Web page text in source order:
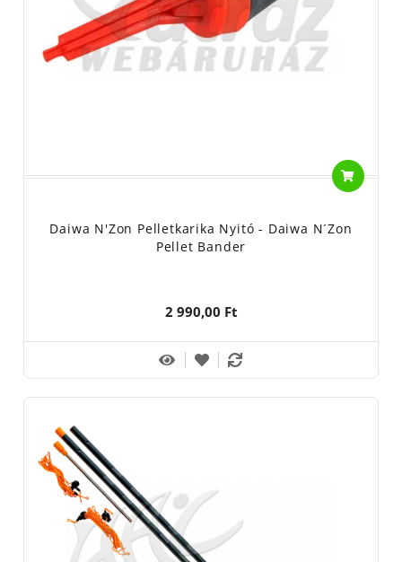
Daiwa N'Zon Pelletkarika Nyitó - Daiwa N´Zon
Pellet Bander
2 990,00 Ft